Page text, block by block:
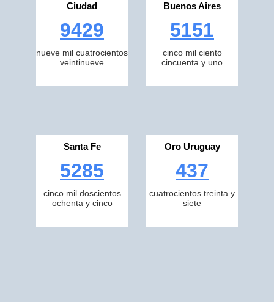
Ciudad
9429
nueve mil cuatrocientos
veintinueve
Buenos Aires
5151
cinco mil ciento
cincuenta y uno
Santa Fe
5285
cinco mil doscientos
ochenta y cinco
Oro Uruguay
437
cuatrocientos treinta y
siete